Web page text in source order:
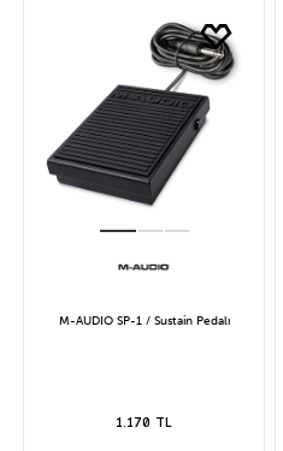
M-AUDIO SP-1 / Sustain Pedalı
1.170 TL